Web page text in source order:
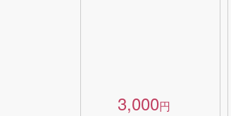
3,000円